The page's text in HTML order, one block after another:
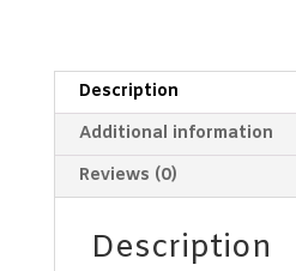
Description
Additional information
Reviews (0)
Description